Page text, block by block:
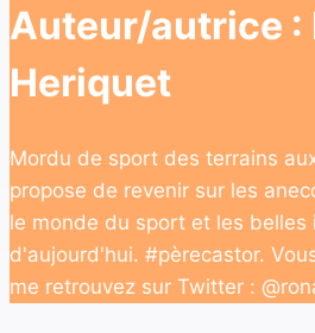
Auteur/autrice :
Heriquet
Mordu de sport des terrains
propose de revenir sur les
le monde du sport et les belles
d'aujourd'hui. #pèrecastor.
me retrouvez sur Twitter :